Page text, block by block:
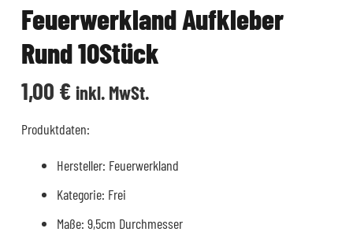
Feuerwerkland Aufkleber
Rund 10Stück
1,00 € inkl. MwSt.
Produktdaten:
Hersteller: Feuerwerkland
Kategorie: Frei
Maße: 9,5cm Durchmesser